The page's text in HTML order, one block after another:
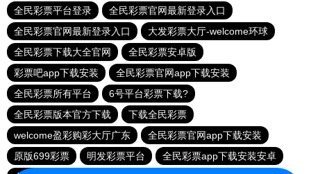
全民彩票平台登录
全民彩票官网最新登录入口
全民彩票官网最新登录入口
大发彩票大厅-welcome环球
全民彩票下载大全官网
全民彩票安卓版
彩票吧app下载安装
全民彩票官网app下载安装
全民彩票所有平台
6号平台彩票下载?
全民彩票版本官方下载
下载全民彩票
welcome盈彩购彩大厅广东
全民彩票官网app下载安装
原版699彩票
明发彩票平台
全民彩票app下载安装安卓